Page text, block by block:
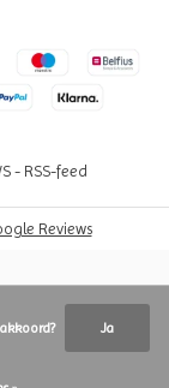
- RSS-feed
Reviews
Ja